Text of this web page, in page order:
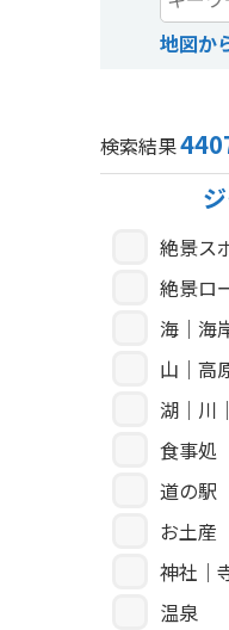
地図か
検索結果
絶景ス
絶景ロ
海｜海
山｜高
湖｜川
食事処
道の駅
お土産
神社｜
温泉